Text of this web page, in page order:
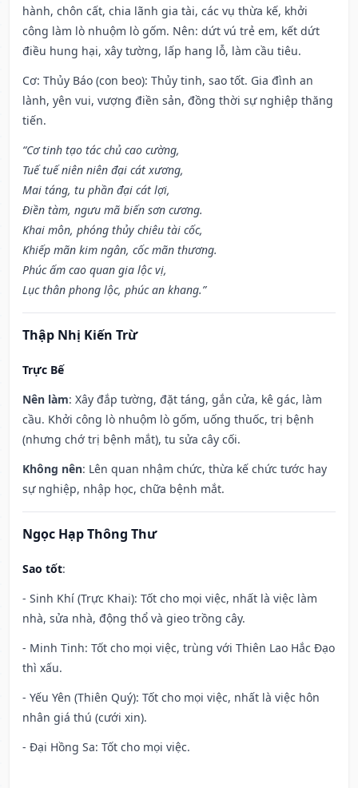
hành, chôn cất, chia lãnh gia tài, các vụ thừa kế, khởi
công làm lò nhuộm lò gốm. Nên: dứt vú trẻ em, kết dứt
điều hung hại, xây tường, lấp hang lỗ, làm cầu tiêu.
Cơ: Thủy Báo (con beo): Thủy tinh, sao tốt. Gia đình an
lành, yên vui, vượng điền sản, đồng thời sự nghiệp thăng
tiến.
“Cơ tinh tạo tác chủ cao cường,
Tuế tuế niên niên đại cát xương,
Mai táng, tu phần đại cát lợi,
Điền tàm, ngưu mã biến sơn cương.
Khai môn, phóng thủy chiêu tài cốc,
Khiếp mãn kim ngân, cốc mãn thương.
Phúc ấm cao quan gia lộc vị,
Lục thân phong lộc, phúc an khang.”
Thập Nhị Kiến Trừ
Trực Bế
Nên làm: Xây đắp tường, đặt táng, gắn cửa, kê gác, làm
cầu. Khởi công lò nhuộm lò gốm, uống thuốc, trị bệnh
(nhưng chớ trị bệnh mắt), tu sửa cây cối.
Không nên: Lên quan nhậm chức, thừa kế chức tước hay
sự nghiệp, nhập học, chữa bệnh mắt.
Ngọc Hạp Thông Thư
Sao tốt:
- Sinh Khí (Trực Khai): Tốt cho mọi việc, nhất là việc làm
nhà, sửa nhà, động thổ và gieo trồng cây.
- Minh Tinh: Tốt cho mọi việc, trùng với Thiên Lao Hắc Đạo
thì xấu.
- Yếu Yên (Thiên Quý): Tốt cho mọi việc, nhất là việc hôn
nhân giá thú (cưới xin).
- Đại Hồng Sa: Tốt cho mọi việc.